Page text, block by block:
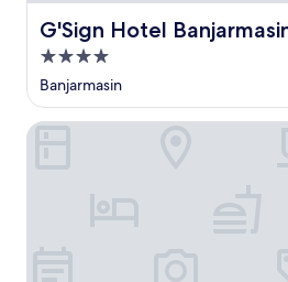
G'Sign Hotel
G'Sign Hotel Banjarmasin
Properti
bintang
4.0
Banjarmasin
OYO 2872 Garuda Guest House